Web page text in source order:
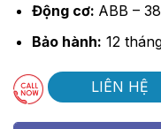
Động cơ: ABB –
Bảo hành: 12
LIÊN HỆ